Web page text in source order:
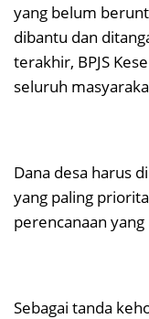
yang belum
dibantu dan
terakhir, BPJS
seluruh
Dana desa harus
yang paling
perencanaan yang
Sebagai tanda